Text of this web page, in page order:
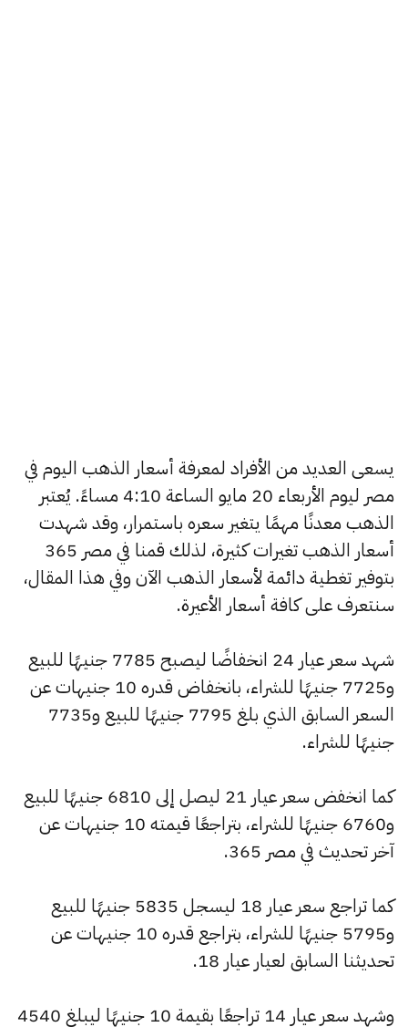
يسعى العديد من الأفراد لمعرفة أسعار الذهب اليوم في
مصر ليوم الأربعاء 20 مايو الساعة 4:10 مساءً. يُعتبر
الذهب معدنًا مهمًا يتغير سعره باستمرار، وقد شهدت
أسعار الذهب تغيرات كثيرة، لذلك قمنا في مصر 365
بتوفير تغطية دائمة لأسعار الذهب الآن وفي هذا المقال،
سنتعرف على كافة أسعار الأعيرة.
شهد سعر عيار 24 انخفاضًا ليصبح 7785 جنيهًا للبيع
و7725 جنيهًا للشراء، بانخفاض قدره 10 جنيهات عن
السعر السابق الذي بلغ 7795 جنيهًا للبيع و7735
جنيهًا للشراء.
كما انخفض سعر عيار 21 ليصل إلى 6810 جنيهًا للبيع
و6760 جنيهًا للشراء، بتراجعًا قيمته 10 جنيهات عن
آخر تحديث في مصر 365.
كما تراجع سعر عيار 18 ليسجل 5835 جنيهًا للبيع
و5795 جنيهًا للشراء، بتراجع قدره 10 جنيهات عن
تحديثنا السابق لعيار عيار 18.
وشهد سعر عيار 14 تراجعًا بقيمة 10 جنيهًا ليبلغ 4540